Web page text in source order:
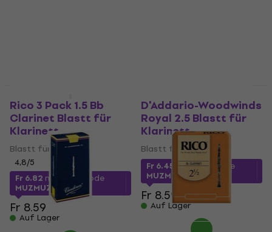
Rico 3 Pack 1.5 Bb
Clarinet Blastt für
Klarinett
Blastt für Klarinett
4,8/5
Fr 6.82 mit dem Code
MUZMUZ-20
Fr 8.59
Auf Lager
D'Addario-Woodwinds
Royal 2.5 Blastt für
Klarinett
Blastt für Klarinett
Fr 6.45 mit dem Code
MUZMUZ-20
Fr 8.59
Auf Lager